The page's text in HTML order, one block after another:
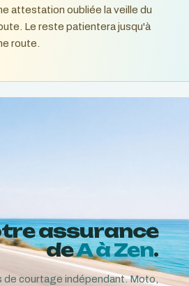
attestation oubliée la veille du
Le reste patientera jusqu'à
route.
assurance
deA à Zen.
de courtage indépendant. Moto,